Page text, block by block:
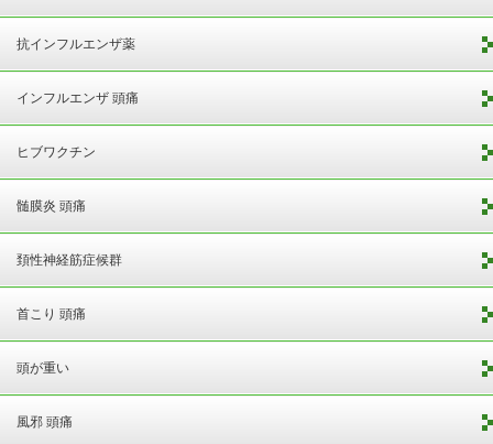
抗インフルエンザ薬
インフルエンザ 頭痛
ヒブワクチン
髄膜炎 頭痛
頚性神経筋症候群
首こり 頭痛
頭が重い
風邪 頭痛